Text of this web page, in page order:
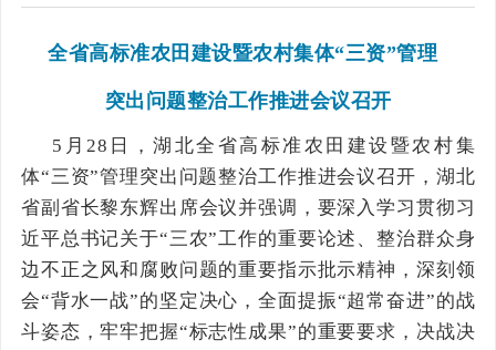
全省高标准农田建设暨农村集体“三资”管理
突出问题整治工作推进会议召开
5月28日，湖北全省高标准农田建设暨农村集
体“三资”管理突出问题整治工作推进会议召开，湖北
省副省长黎东辉出席会议并强调，要深入学习贯彻习
近平总书记关于“三农”工作的重要论述、整治群众身
边不正之风和腐败问题的重要指示批示精神，深刻领
会“背水一战”的坚定决心，全面提振“超常奋进”的战
斗姿态，牢牢把握“标志性成果”的重要要求，决战决